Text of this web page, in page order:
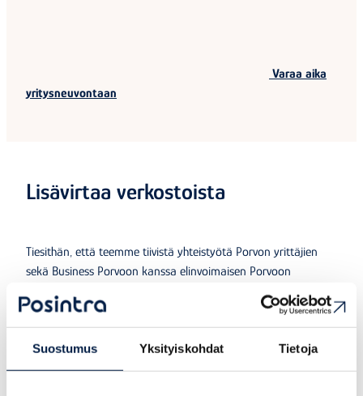
Suostumus Yksityiskohdat Tietoja
Varaa aika
yritysneuvontaan
Lisävirtaa verkostoista
Tiesithän, että teemme tiivistä yhteistyötä Porvon yrittäjien
sekä Business Porvoon kanssa elinvoimaisen Porvoon
Toimimme myös Itä-Uudenmaan Uusyrityskeskuksena
tarjoten asiakkaillemme pääsyn kaikkiin Uusiyrityskeskusten
hyödyllisiin materiaaleihin ja verkostoihin!